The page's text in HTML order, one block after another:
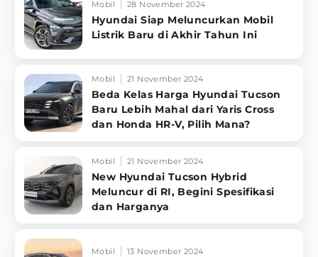
Mobil 28 November 2024
Hyundai Siap Meluncurkan Mobil
Listrik Baru di Akhir Tahun Ini
Mobil 21 November 2024
Beda Kelas Harga Hyundai Tucson
Baru Lebih Mahal dari Yaris Cross
dan Honda HR-V, Pilih Mana?
Mobil 21 November 2024
New Hyundai Tucson Hybrid
Meluncur di RI, Begini Spesifikasi
dan Harganya
Mobil 13 November 2024